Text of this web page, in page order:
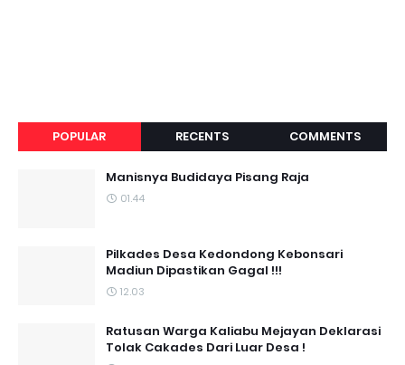
POPULAR RECENTS COMMENTS
Manisnya Budidaya Pisang Raja
01.44
Pilkades Desa Kedondong Kebonsari
Madiun Dipastikan Gagal !!!
12.03
Ratusan Warga Kaliabu Mejayan Deklarasi
Tolak Cakades Dari Luar Desa !